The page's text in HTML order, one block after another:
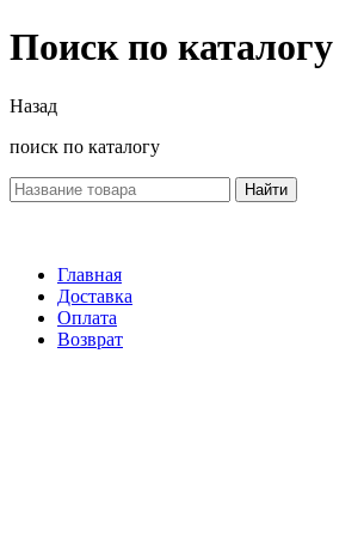
Поиск по каталогу
Назад
поиск по каталогу
Найти
Главная
Доставка
Оплата
Возврат